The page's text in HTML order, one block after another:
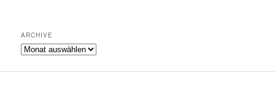
ARCHIVE
Archive